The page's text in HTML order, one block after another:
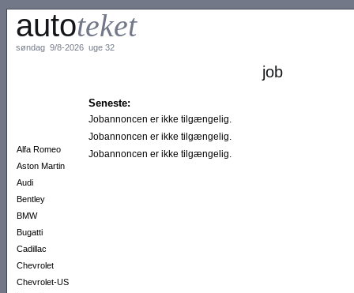
autoteket
søndag 9/8-2026 uge 32
Alfa Romeo
Aston Martin
Audi
Bentley
BMW
Bugatti
Cadillac
Chevrolet
Chevrolet-US
job
Seneste:
Jobannoncen er ikke tilgængelig.
Jobannoncen er ikke tilgængelig.
Jobannoncen er ikke tilgængelig.